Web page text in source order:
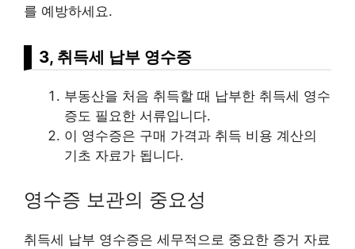
를 예방하세요.
3, 취득세 납부 영수증
부동산을 처음 취득할 때 납부한 취득세 영수
증도 필요한 서류입니다.
이 영수증은 구매 가격과 취득 비용 계산의
기초 자료가 됩니다.
영수증 보관의 중요성
취득세 납부 영수증은 세무적으로 중요한 증거 자료